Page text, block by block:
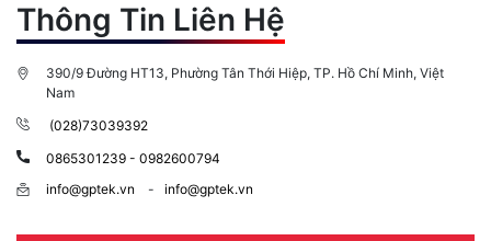
Thông Tin Liên Hệ
390/9 Đường HT13, Phường Tân Thới Hiệp, TP. Hồ Chí Minh, Việt
Nam
(028)73039392
0865301239 - 0982600794
info@gptek.vn
- info@gptek.vn